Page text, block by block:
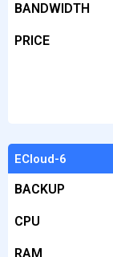
BANDWIDTH
PRICE
ECloud-6
BACKUP
CPU
RAM